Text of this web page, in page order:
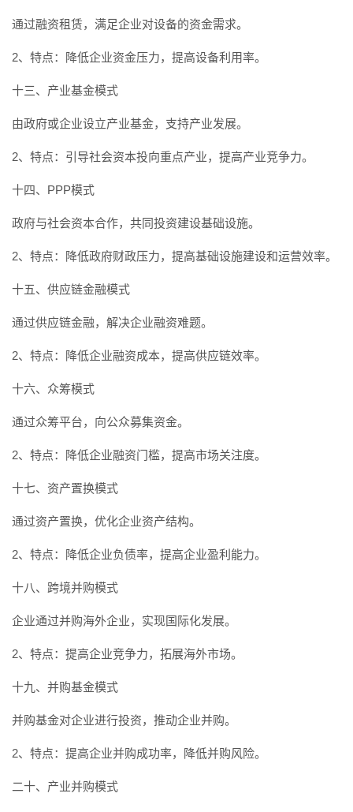
通过融资租赁，满足企业对设备的资金需求。
2、特点：降低企业资金压力，提高设备利用率。
十三、产业基金模式
由政府或企业设立产业基金，支持产业发展。
2、特点：引导社会资本投向重点产业，提高产业竞争力。
十四、PPP模式
政府与社会资本合作，共同投资建设基础设施。
2、特点：降低政府财政压力，提高基础设施建设和运营效率。
十五、供应链金融模式
通过供应链金融，解决企业融资难题。
2、特点：降低企业融资成本，提高供应链效率。
十六、众筹模式
通过众筹平台，向公众募集资金。
2、特点：降低企业融资门槛，提高市场关注度。
十七、资产置换模式
通过资产置换，优化企业资产结构。
2、特点：降低企业负债率，提高企业盈利能力。
十八、跨境并购模式
企业通过并购海外企业，实现国际化发展。
2、特点：提高企业竞争力，拓展海外市场。
十九、并购基金模式
并购基金对企业进行投资，推动企业并购。
2、特点：提高企业并购成功率，降低并购风险。
二十、产业并购模式